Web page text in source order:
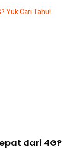
dari 4G?